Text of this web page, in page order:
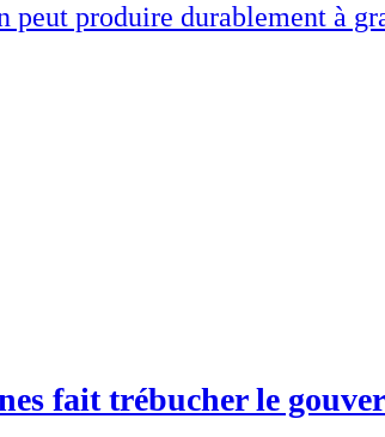
produire durablement à
fait trébucher le